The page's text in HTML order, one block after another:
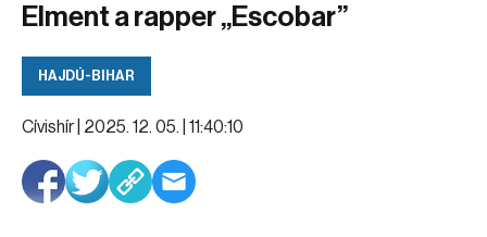
Elment a rapper „Escobar”
HAJDÚ-BIHAR
Cívishír | 2025. 12. 05. | 11:40:10